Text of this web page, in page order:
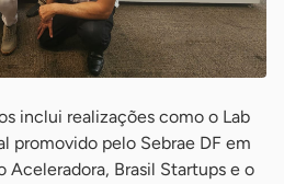
inclui realizações como o Lab
promovido pelo Sebrae DF em
Aceleradora, Brasil Startups e o